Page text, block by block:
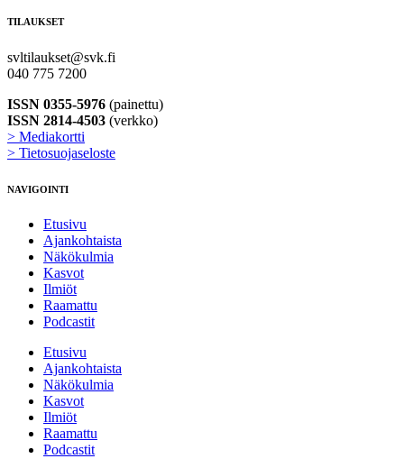
TILAUKSET
svltilaukset@svk.fi
040 775 7200
ISSN 0355-5976 (painettu)
ISSN 2814-4503 (verkko)
> Mediakortti
> Tietosuojaseloste
NAVIGOINTI
Etusivu
Ajankohtaista
Näkökulmia
Kasvot
Ilmiöt
Raamattu
Podcastit
Etusivu
Ajankohtaista
Näkökulmia
Kasvot
Ilmiöt
Raamattu
Podcastit